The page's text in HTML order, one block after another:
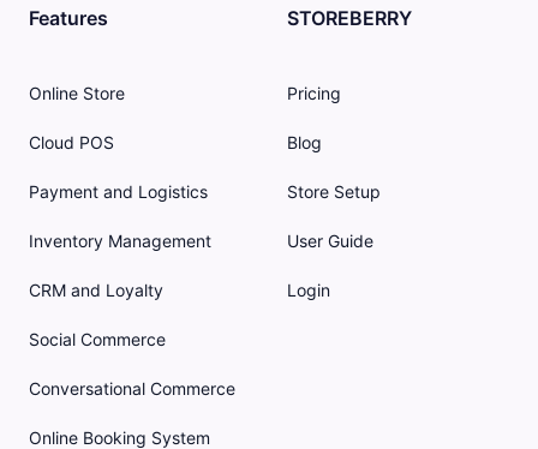
Features
Online Store
Cloud POS
Payment and Logistics
Inventory Management
CRM and Loyalty
Social Commerce
Conversational Commerce
Online Booking System
STOREBERRY
Pricing
Blog
Store Setup
User Guide
Login